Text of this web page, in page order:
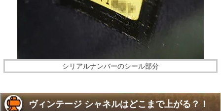
シリアルナンバーのシール部分
ヴィンテージ シャネルはどこまで上がる？！